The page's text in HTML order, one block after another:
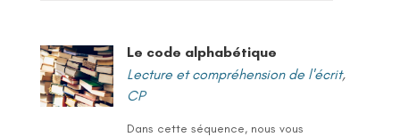
Le code alphabétique
Lecture et compréhension de l'écrit,
CP
Dans cette séquence, nous vous